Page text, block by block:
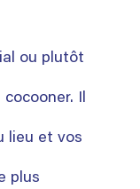
ou plutôt
Il
lieu et vos
plus